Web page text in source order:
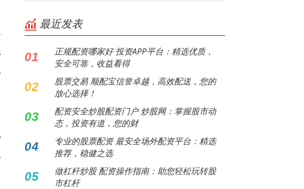
最近发表
01
正规配资哪家好 投资APP平台：精选优质，
安全可靠，收益看得
02
股票交易 顺配宝信誉卓越，高效配送，您的
放心选择！
03
配资安全炒股配资门户 炒股网：掌握股市动
态，投资有道，您的财
04
专业的股票配资 最安全场外配资平台：精选
推荐，稳健之选
05
做杠杆炒股 配资操作指南：助您轻松玩转股
市杠杆